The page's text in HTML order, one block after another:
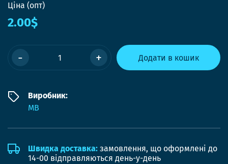
Ціна (опт)
2.00$
- + Додати в кошик
Виробник:
MB
Швидка доставка: замовлення, що оформлені до
14-00 відправляються день-у-день